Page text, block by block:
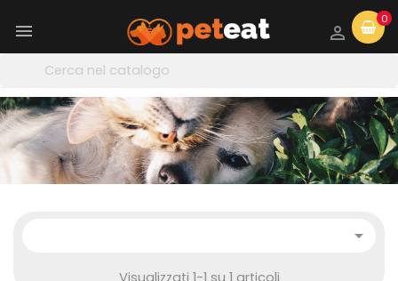

0


Visualizzati 1-1 su 1 articoli